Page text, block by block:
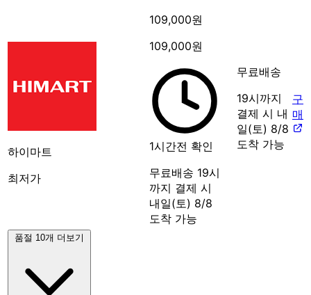
하이마트
최저가
109,000원
109,000원
1시간전 확인
무료배송 19시
까지 결제 시
내일(토) 8/8
도착 가능
무료배송
19시까지
결제 시 내
일(토) 8/8
도착 가능
구
매
품절 10개 더보기